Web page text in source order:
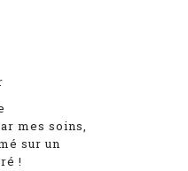
mes soins,
sur un
!